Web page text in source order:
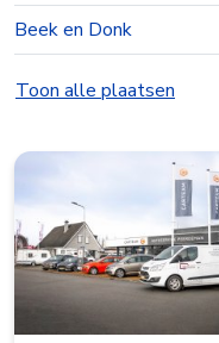
Beek en Donk
Beesd
Borculo
Boxtel
Bredevoort
Toon alle plaatsen